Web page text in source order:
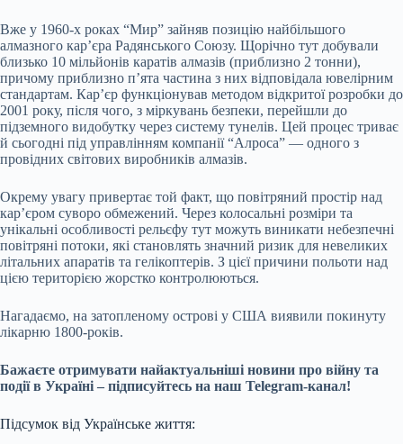
Вже у 1960-х роках “Мир” зайняв позицію найбільшого
алмазного кар’єра Радянського Союзу. Щорічно тут добували
близько 10 мільйонів каратів алмазів (приблизно 2 тонни),
причому приблизно п’ята частина з них відповідала ювелірним
стандартам. Кар’єр функціонував методом відкритої розробки до
2001 року, після чого, з міркувань безпеки, перейшли до
підземного видобутку через систему тунелів. Цей процес триває
й сьогодні під управлінням компанії “Алроса” — одного з
провідних світових виробників алмазів.
Окрему увагу привертає той факт, що повітряний простір над
кар’єром суворо обмежений. Через колосальні розміри та
унікальні особливості рельєфу тут можуть виникати небезпечні
повітряні потоки, які становлять значний ризик для невеликих
літальних апаратів та гелікоптерів. З цієї причини польоти над
цією територією жорстко контролюються.
Нагадаємо, на затопленому острові у США виявили покинуту
лікарню 1800-років.
Бажаєте отримувати найактуальніші новини про війну та
події в Україні – підписуйтесь на наш Telegram-канал!
Підсумок від Українське життя: